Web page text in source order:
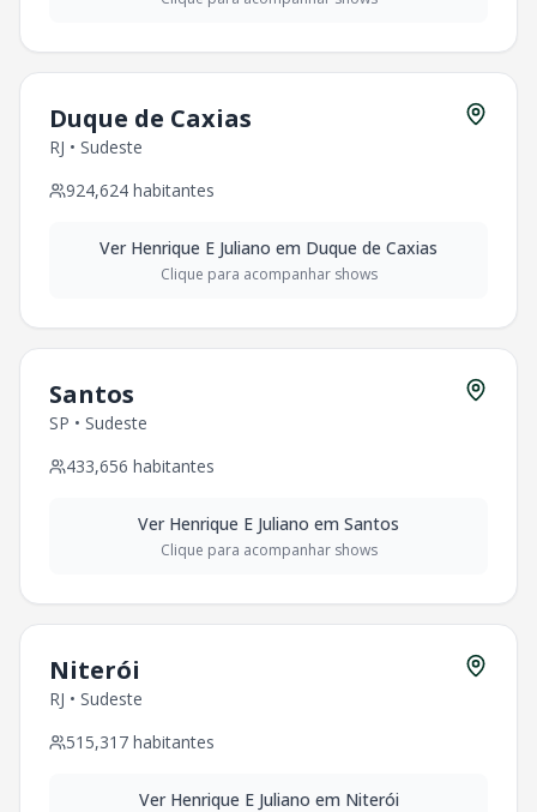
Redes Sociais
Siga a OTicket nas redes sociais para ficar por dentro dos
Facebook
Instagram
Duque de Caxias
RJ • Sudeste
924,624 habitantes
Ver Henrique E Juliano em Duque de Caxias
Clique para acompanhar shows
Santos
SP • Sudeste
433,656 habitantes
Ver Henrique E Juliano em Santos
Clique para acompanhar shows
Niterói
RJ • Sudeste
515,317 habitantes
Ver Henrique E Juliano em Niterói